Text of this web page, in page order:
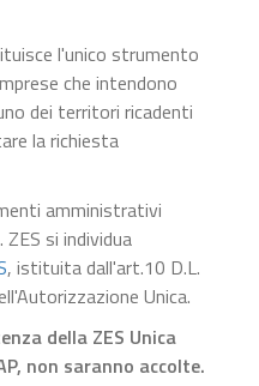
l'unico strumento
che intendono
dei territori ricadenti
la richiesta
amministrativi
si individua
, istituita dall'art.10 D.L.
Unica.
della ZES Unica
non saranno accolte.